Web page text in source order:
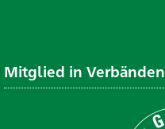
Mitglied in Verbänden